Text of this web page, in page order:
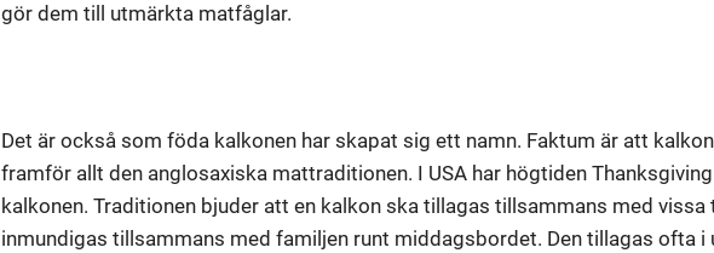
gör dem till utmärkta matfåglar.
Det är också som föda kalkonen har skapat sig ett namn. Faktum är att
framför allt den anglosaxiska mattraditionen. I USA har högtiden
kalkonen. Traditionen bjuder att en kalkon ska tillagas tillsammans med
inmundigas tillsammans med familjen runt middagsbordet. Den tillagas ofta i